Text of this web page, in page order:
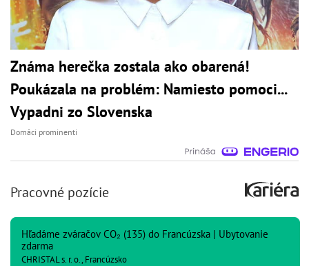
Známa herečka zostala ako obarená!
Poukázala na problém: Namiesto pomoci...
Vypadni zo Slovenska
Domáci prominenti
Pracovné pozície
Hľadáme zváračov CO₂ (135) do Francúzska | Ubytovanie
zdarma
CHRISTAL s. r. o., Francúzsko